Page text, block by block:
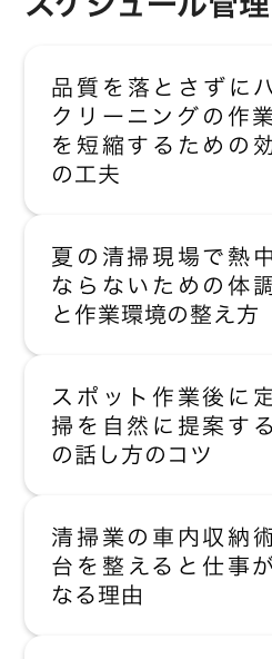
品質を落とさずに
クリーニングの作
を短縮するための
の工夫
夏の清掃現場で熱
ならないための体
と作業環境の整え方
スポット作業後に
掃を自然に提案す
の話し方のコツ
清掃業の車内収納
台を整えると仕事
なる理由